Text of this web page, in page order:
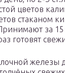
цветов
стаканом
за
готовят
железы